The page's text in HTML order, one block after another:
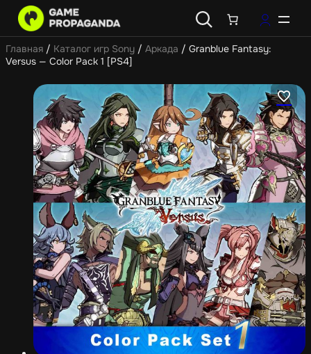
Главная / Каталог игр Sony / Аркада / Granblue Fantasy:
Versus — Color Pack 1 [PS4]